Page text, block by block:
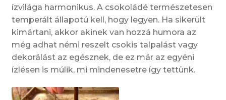
ízvilága harmonikus. A csokoládé természetesen
temperált állapotú kell, hogy legyen. Ha sikerült
kimártani, akkor akinek van hozzá humora az
még adhat némi reszelt csokis talpalást vagy
dekorálást az egésznek, de ez már az egyéni
ízlésen is múlik, mi mindenesetre így tettünk.